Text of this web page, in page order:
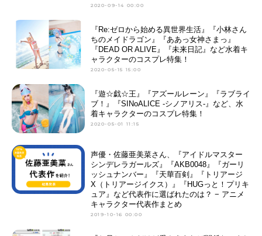
2020-09-14 00:00
『Re:ゼロから始める異世界生活』『小林さん
ちのメイドラゴン』『ああっ女神さまっ』
『DEAD OR ALIVE』『未来日記』など水着キ
ャラクターのコスプレ特集！
2020-05-15 15:00
『遊☆戯☆王』『アズールレーン』『ラブライ
ブ！』『SINoALICE -シノアリス-』など、水
着キャラクターのコスプレ特集！
2020-05-01 11:15
声優・佐藤亜美菜さん、『アイドルマスター
シンデレラガールズ』『AKB0048』『ガーリ
ッシュナンバー』『天華百剣』『トリアージ
X（トリアージイクス）』『HUGっと！プリキ
ュア』など代表作に選ばれたのは？ − アニメ
キャラクター代表作まとめ
2019-10-16 00:00